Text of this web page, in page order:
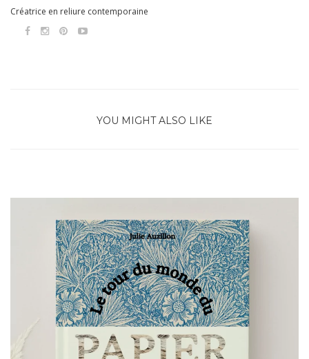
Créatrice en reliure contemporaine
YOU MIGHT ALSO LIKE